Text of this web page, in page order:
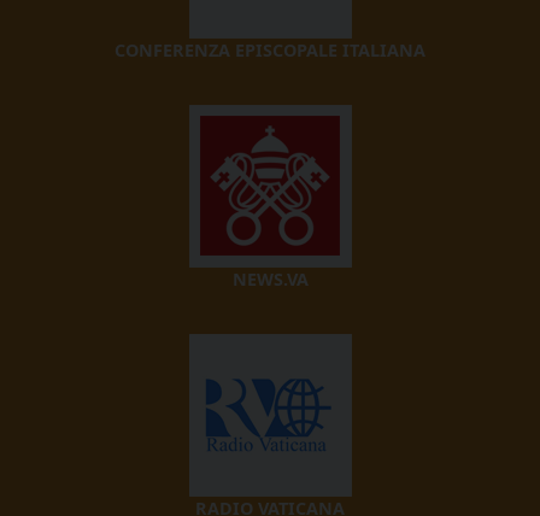
CONFERENZA EPISCOPALE ITALIANA
NEWS.VA
RADIO VATICANA